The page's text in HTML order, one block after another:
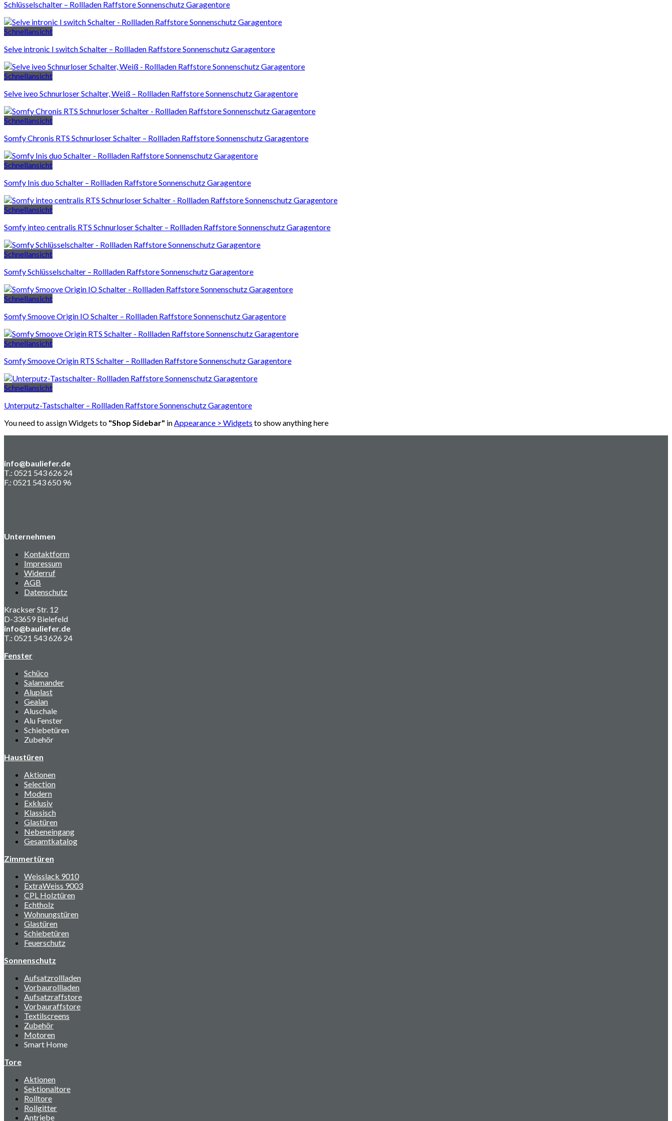
Schlüsselschalter – Rollladen Raffstore Sonnenschutz Garagentore
Schnellansicht
Selve intronic I switch Schalter – Rollladen Raffstore Sonnenschutz Garagentore
Schnellansicht
Selve iveo Schnurloser Schalter, Weiß – Rollladen Raffstore Sonnenschutz Garagentore
Schnellansicht
Somfy Chronis RTS Schnurloser Schalter – Rollladen Raffstore Sonnenschutz Garagentore
Schnellansicht
Somfy Inis duo Schalter – Rollladen Raffstore Sonnenschutz Garagentore
Schnellansicht
Somfy inteo centralis RTS Schnurloser Schalter – Rollladen Raffstore Sonnenschutz Garagentore
Schnellansicht
Somfy Schlüsselschalter – Rollladen Raffstore Sonnenschutz Garagentore
Schnellansicht
Somfy Smoove Origin IO Schalter – Rollladen Raffstore Sonnenschutz Garagentore
Schnellansicht
Somfy Smoove Origin RTS Schalter – Rollladen Raffstore Sonnenschutz Garagentore
Schnellansicht
Unterputz-Tastschalter – Rollladen Raffstore Sonnenschutz Garagentore
You need to assign Widgets to "Shop Sidebar" in Appearance > Widgets to show anything here
info@bauliefer.de
T.: 0521 543 626 24
F.: 0521 543 650 96
Unternehmen
Kontaktform
Impressum
Widerruf
AGB
Datenschutz
Krackser Str. 12
D-33659 Bielefeld
info@bauliefer.de
T.: 0521 543 626 24
Fenster
Schüco
Salamander
Aluplast
Gealan
Aluschale
Alu Fenster
Schiebetüren
Zubehör
Haustüren
Aktionen
Selection
Modern
Exklusiv
Klassisch
Glastüren
Nebeneingang
Gesamtkatalog
Zimmertüren
Weisslack 9010
ExtraWeiss 9003
CPL Holztüren
Echtholz
Wohnungstüren
Glastüren
Schiebetüren
Feuerschutz
Sonnenschutz
Aufsatzrollladen
Vorbaurollladen
Aufsatzraffstore
Vorbauraffstore
Textilscreens
Zubehör
Motoren
Smart Home
Tore
Aktionen
Sektionaltore
Rolltore
Rollgitter
Antriebe